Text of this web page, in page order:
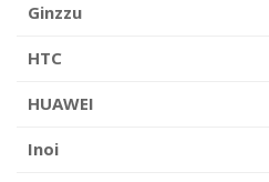
Ginzzu
HTC
HUAWEI
Inoi